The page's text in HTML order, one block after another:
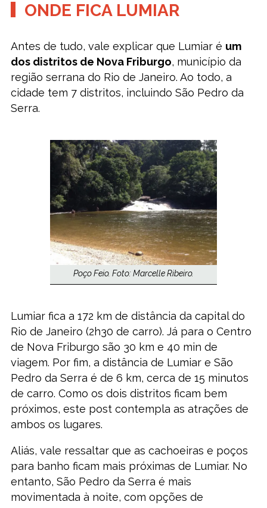
ONDE FICA LUMIAR
Antes de tudo, vale explicar que Lumiar é um
dos distritos de Nova Friburgo, município da
região serrana do Rio de Janeiro. Ao todo, a
cidade tem 7 distritos, incluindo São Pedro da
Serra.
Poço Feio. Foto: Marcelle Ribeiro.
Lumiar fica a 172 km de distância da capital do
Rio de Janeiro (2h30 de carro). Já para o Centro
de Nova Friburgo são 30 km e 40 min de
viagem. Por fim, a distância de Lumiar e São
Pedro da Serra é de 6 km, cerca de 15 minutos
de carro. Como os dois distritos ficam bem
próximos, este post contempla as atrações de
ambos os lugares.
Aliás, vale ressaltar que as cachoeiras e poços
para banho ficam mais próximas de Lumiar. No
entanto, São Pedro da Serra é mais
movimentada à noite, com opções de